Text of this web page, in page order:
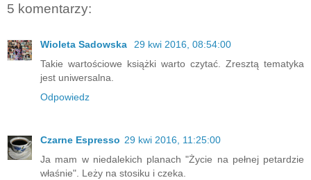
5 komentarzy:
Wioleta Sadowska
29 kwi 2016, 08:54:00
Takie wartościowe książki warto czytać. Zresztą tematyka
jest uniwersalna.
Odpowiedz
Czarne Espresso 29 kwi 2016, 11:25:00
Ja mam w niedalekich planach "Życie na pełnej petardzie
właśnie". Leży na stosiku i czeka.